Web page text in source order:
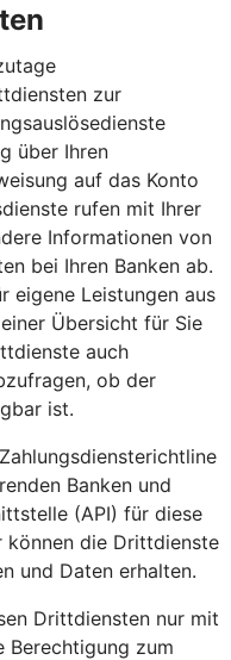
zur
über Ihren
auf das Konto
rufen mit Ihrer
Informationen von
bei Ihren Banken ab.
eigene Leistungen aus
Übersicht für Sie
auch
ob der
ist.
Banken und
(API) für diese
können die Drittdienste
und Daten erhalten.
Drittdiensten nur mit
Berechtigung zum